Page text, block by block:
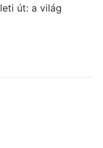
út: a világ